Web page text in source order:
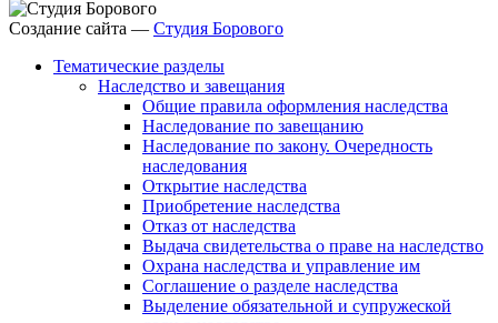
Создание сайта — Студия Борового
Тематические разделы
Наследство и завещания
Общие правила оформления наследства
Наследование по завещанию
Наследование по закону. Очередность
наследования
Открытие наследства
Приобретение наследства
Отказ от наследства
Выдача свидетельства о праве на наследство
Охрана наследства и управление им
Соглашение о разделе наследства
Выделение обязательной и супружеской